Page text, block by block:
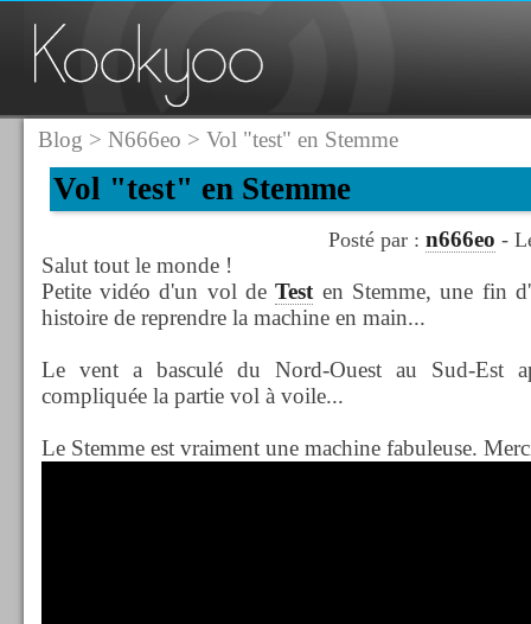
Blog > N666eo > Vol "test" en Stemme
Vol "test" en Stemme
Posté par : n666eo -
Salut tout le monde !
Petite vidéo d'un vol deTest en Stemme, une fin
histoire de reprendre la machine en main...
Le vent a basculé du Nord-Ouest au Sud-Est
compliquée la partie vol à voile...
Le Stemme est vraiment une machine fabuleuse.